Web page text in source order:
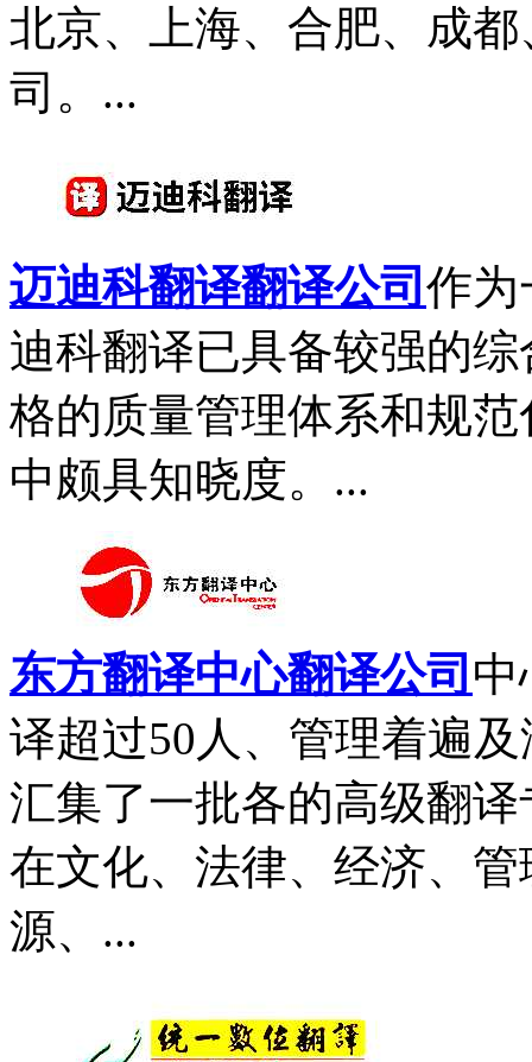
北京、上海、合肥、成
司。...
迈迪科翻译翻译公司 作为
迪科翻译已具备较强的
格的质量管理体系和规
中颇具知晓度。...
东方翻译中心翻译公司 中
译超过50人、管理着遍
汇集了一批各的高级翻
在文化、法律、经济、
源、...